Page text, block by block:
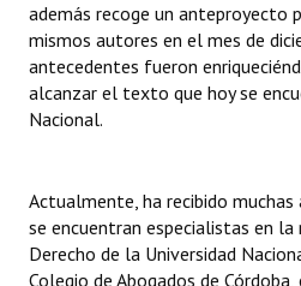
REFORMA DE LA CARTA
además recoge un anteproyecto
mismos autores en el mes de
antecedentes fueron
alcanzar el texto que hoy se
Nacional.
Actualmente, ha recibido
se encuentran especialistas en
Derecho de la Universidad
Colegio de Abogados de